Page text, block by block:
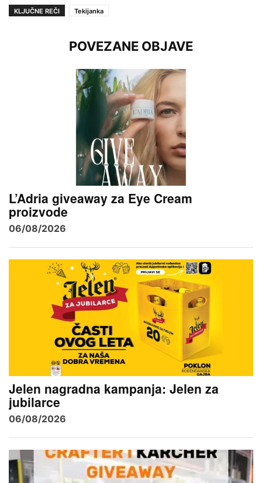
KLJUČNE REČI Tekijanka
POVEZANE OBJAVE
L’Adria giveaway za Eye Cream
proizvode
06/08/2026
Jelen nagradna kampanja: Jelen za
jubilarce
06/08/2026